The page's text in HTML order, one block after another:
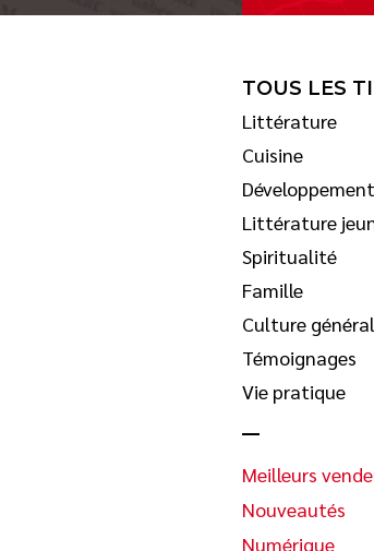
TOUS LES
Littérature
Cuisine
Littérature
Spiritualité
Famille
Culture
Témoignages
Vie pratique
Meilleurs
Nouveautés
Numérique